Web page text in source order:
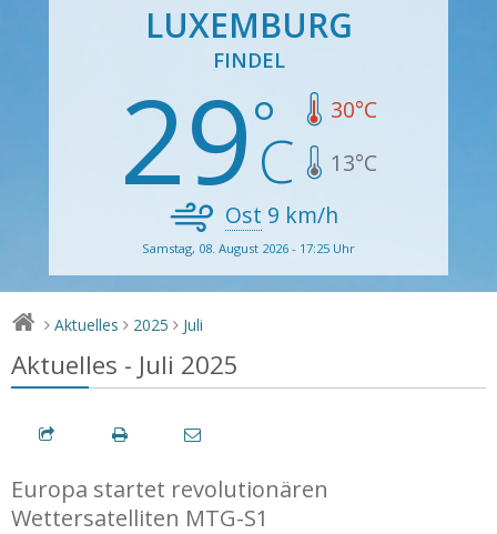
LUXEMBURG
FINDEL
29 30°C
13°C
Ost 9 km/h
Samstag, 08. August 2026 - 17:25 Uhr
> Aktuelles > 2025 > Juli
Aktuelles - Juli 2025
Europa startet revolutionären
Wettersatelliten MTG-S1